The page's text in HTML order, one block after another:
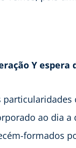
Y espera
particularidades
ao dia a
formados